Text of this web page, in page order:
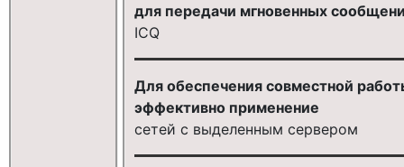
для передачи мгновенных
ICQ
Для обеспечения совместной
эффективно применение
сетей с выделенным сервером